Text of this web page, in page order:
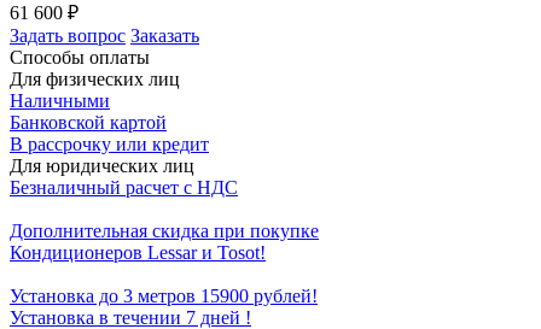
61 600 ₽
Задать вопрос Заказать
Способы оплаты
Для физических лиц
Наличными
Банковской картой
В рассрочку или кредит
Для юридических лиц
Безналичный расчет с НДС
Дополнительная скидка при покупке
Кондиционеров Lessar и Tosot!
Установка до 3 метров 15900 рублей!
Установка в течении 7 дней !